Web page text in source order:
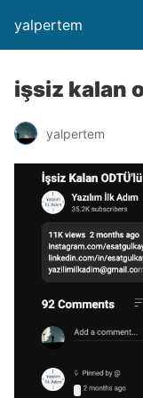
yalpertem
işsiz kalan
yalpertem